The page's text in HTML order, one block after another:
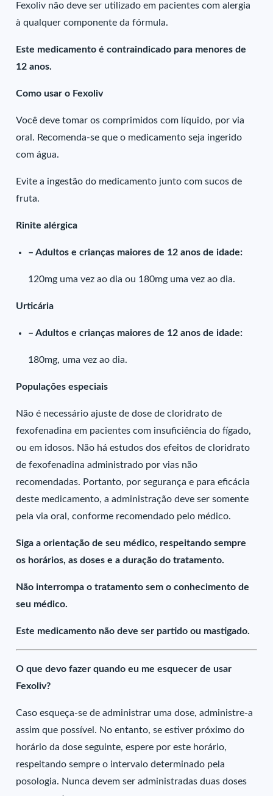
Fexoliv não deve ser utilizado em pacientes com alergia
à qualquer componente da fórmula.
Este medicamento é contraindicado para menores de
12 anos.
Como usar o Fexoliv
Você deve tomar os comprimidos com líquido, por via
oral. Recomenda-se que o medicamento seja ingerido
com água.
Evite a ingestão do medicamento junto com sucos de
fruta.
Rinite alérgica
– Adultos e crianças maiores de 12 anos de idade:
120mg uma vez ao dia ou 180mg uma vez ao dia.
Urticária
– Adultos e crianças maiores de 12 anos de idade:
180mg, uma vez ao dia.
Populações especiais
Não é necessário ajuste de dose de cloridrato de
fexofenadina em pacientes com insuficiência do fígado,
ou em idosos. Não há estudos dos efeitos de cloridrato
de fexofenadina administrado por vias não
recomendadas. Portanto, por segurança e para eficácia
deste medicamento, a administração deve ser somente
pela via oral, conforme recomendado pelo médico.
Siga a orientação de seu médico, respeitando sempre
os horários, as doses e a duração do tratamento.
Não interrompa o tratamento sem o conhecimento de
seu médico.
Este medicamento não deve ser partido ou mastigado.
O que devo fazer quando eu me esquecer de usar
Fexoliv?
Caso esqueça-se de administrar uma dose, administre-a
assim que possível. No entanto, se estiver próximo do
horário da dose seguinte, espere por este horário,
respeitando sempre o intervalo determinado pela
posologia. Nunca devem ser administradas duas doses